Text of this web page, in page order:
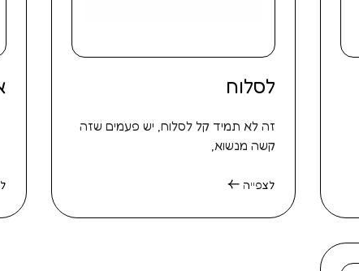
לסלוח
זה לא תמיד קל לסלוח, יש פעמים שזה
קשה מנשוא,
לצפייה